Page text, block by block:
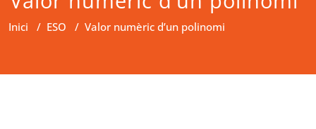
Inici / ESO / Valor numèric d’un polinomi